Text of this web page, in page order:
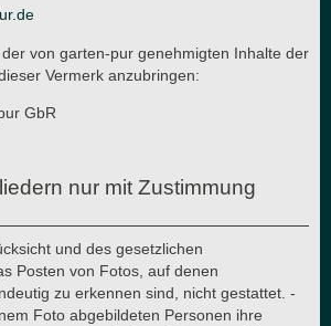
von garten-pur genehmigten Inhalte der
Vermerk anzubringen:
GbR
nur mit Zustimmung
und des gesetzlichen
Posten von Fotos, auf denen
zu erkennen sind, nicht gestattet. -
Foto abgebildeten Personen ihre